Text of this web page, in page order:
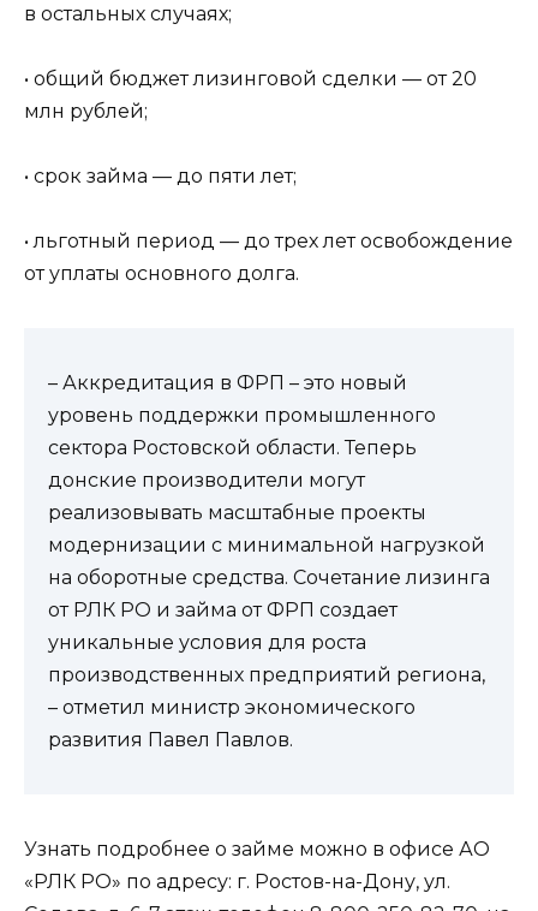
в остальных случаях;
• общий бюджет лизинговой сделки — от 20
млн рублей;
• срок займа — до пяти лет;
• льготный период — до трех лет освобождение
от уплаты основного долга.
– Аккредитация в ФРП – это новый
уровень поддержки промышленного
сектора Ростовской области. Теперь
донские производители могут
реализовывать масштабные проекты
модернизации с минимальной нагрузкой
на оборотные средства. Сочетание лизинга
от РЛК РО и займа от ФРП создает
уникальные условия для роста
производственных предприятий региона,
– отметил министр экономического
развития Павел Павлов.
Узнать подробнее о займе можно в офисе АО
«РЛК РО» по адресу: г. Ростов-на-Дону, ул.